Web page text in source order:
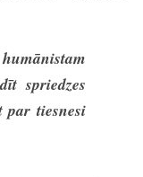
spriedzes
tiesnesi